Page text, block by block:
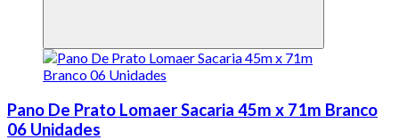
Pano De Prato Lomaer Sacaria 45m x 71m Branco
06 Unidades